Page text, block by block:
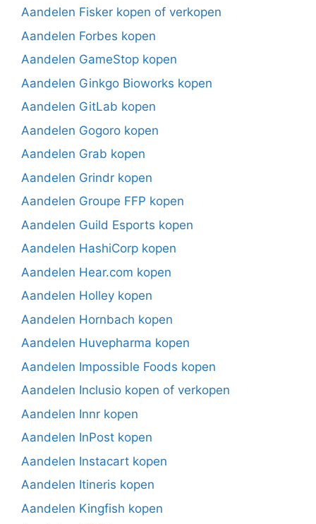
Aandelen Fisker kopen of verkopen
Aandelen Forbes kopen
Aandelen GameStop kopen
Aandelen Ginkgo Bioworks kopen
Aandelen GitLab kopen
Aandelen Gogoro kopen
Aandelen Grab kopen
Aandelen Grindr kopen
Aandelen Groupe FFP kopen
Aandelen Guild Esports kopen
Aandelen HashiCorp kopen
Aandelen Hear.com kopen
Aandelen Holley kopen
Aandelen Hornbach kopen
Aandelen Huvepharma kopen
Aandelen Impossible Foods kopen
Aandelen Inclusio kopen of verkopen
Aandelen Innr kopen
Aandelen InPost kopen
Aandelen Instacart kopen
Aandelen Itineris kopen
Aandelen Kingfish kopen